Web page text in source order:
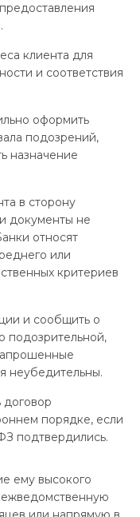
клиента для
и соответствия
оформить
подозрений,
назначение
в сторону
документы не
относят
или
критериев
и сообщить о
подозрительной,
неубедительны.
договор
порядке, если
подтвердились.
ему высокого